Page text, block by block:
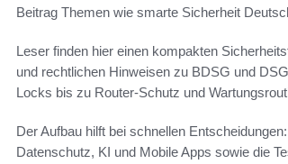
Beitrag Themen wie smarte Sicherheit
Leser finden hier einen kompakten
und rechtlichen Hinweisen zu BDSG und
Locks bis zu Router-Schutz und
Der Aufbau hilft bei schnellen
Datenschutz, KI und Mobile Apps sowie die